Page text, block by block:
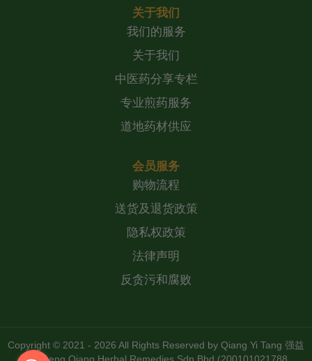
关于我们
我们的服务
关于我们
中医药分享专栏
专业煎药服务
道地药材供应
会员服务
购物流程
送货及退货政策
隐私权政策
法律声明
反贪污和腐败
Copyright © 2021 - 2026 All Rights Reserved by Qiang Yi Tang 强益